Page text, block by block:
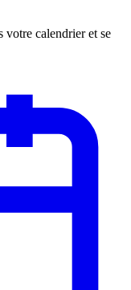
votre calendrier et se